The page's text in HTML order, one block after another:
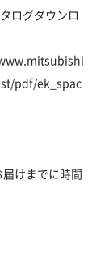
ログダウンロ
pdf/ek_spac
けまでに時間